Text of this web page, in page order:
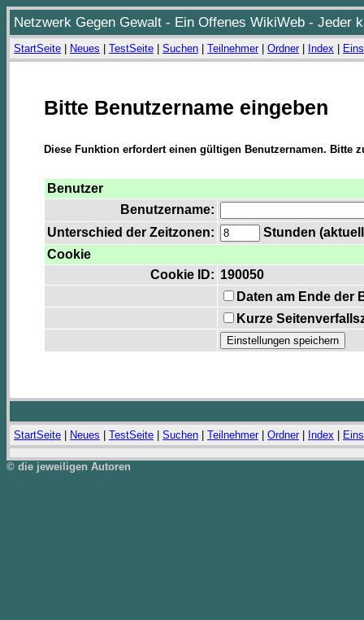
Netzwerk Gegen Gewalt - Ein Offenes WikiWeb - Jeder
StartSeite Neues TestSeite Suchen Teilnehmer| Ordner| Index
Bitte Benutzername eingeben
Diese Funktion erfordert einen gültigen Benutzernamen. Bitte
Benutzer
Benutzername:
Unterschied der Zeitzonen:
Stunden
Cookie
Cookie ID: 190050
Daten am Ende der
Kurze
StartSeite Neues TestSeite Suchen Teilnehmer| Ordner| Index
© die jeweiligen Autoren